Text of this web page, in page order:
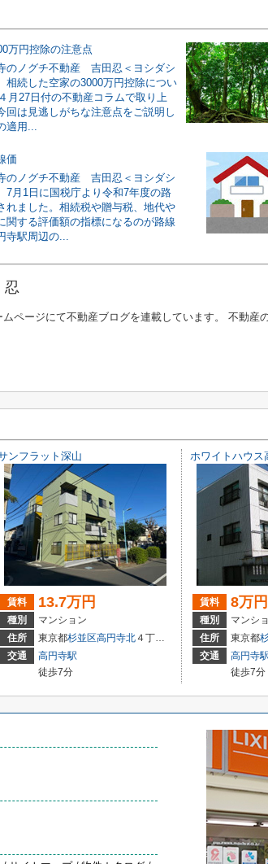
万円控除の注意点
のノグチ不動産 吉田忍＜ヨシダシ
相続した空家の3000万円控除につい
月27日付の不動産コラムで取り上
回は見逃しがちな注意点をご説明し
適用...
価
のノグチ不動産 吉田忍＜ヨシダシ
7月1日に国税庁より令和7年度の路
れました。相続税や贈与税、地代や
関する評価額の指標になるのが路線
寺駅周辺の...
忍
ムページにて不動産ブログを連載しています。 不動産
ンフラット深山
賃料 13.7万円
種別
マンション
住所
東京都杉並区高円寺北４丁目31-5
交通
高円寺駅
徒歩7分
ホワイトハウス
賃料 8万円
種別
マンシ
住所
東京都
交通
高円寺駅
徒歩7分